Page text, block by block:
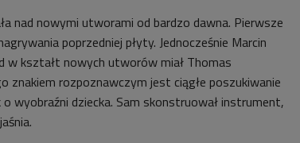
nad nowymi utworami od bardzo dawna. Pierwsze
poprzedniej płyty. Jednocześnie Marcin
w kształt nowych utworów miał Thomas
znakiem rozpoznawczym jest ciągłe poszukiwanie
wyobraźni dziecka. Sam skonstruował instrument,